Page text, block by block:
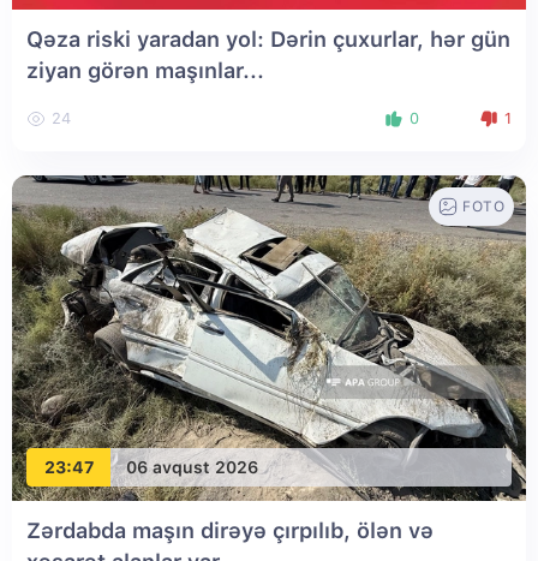
Qəza riski yaradan yol: Dərin çuxurlar, hər gün
ziyan görən maşınlar...
24 0 1
23:47 06 avqust 2026
FOTO
Zərdabda maşın dirəyə çırpılıb, ölən və